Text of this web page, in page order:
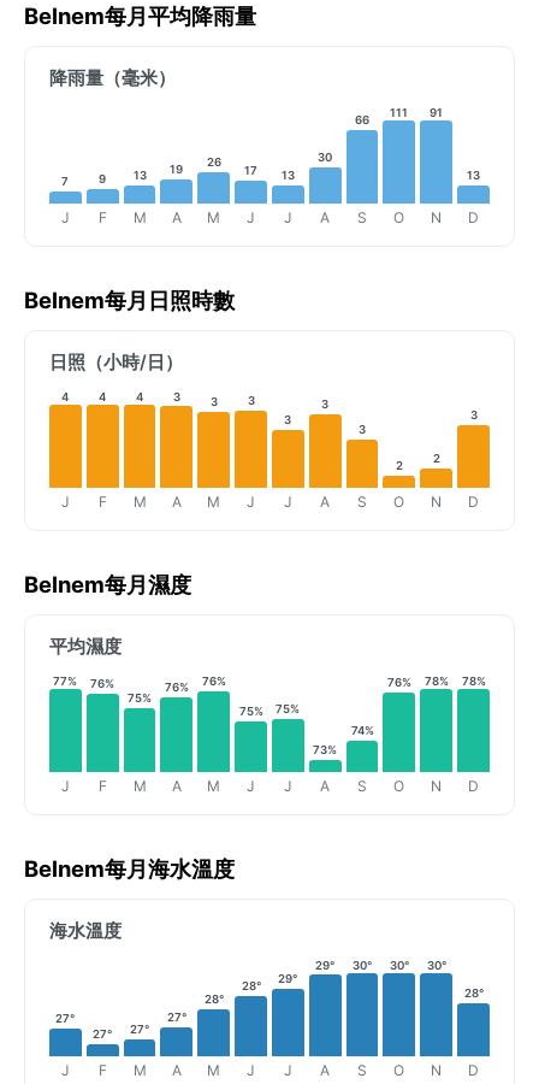
Belnem每月平均降雨量
降雨量（毫米）
7
J
9
F
13
M
19
A
26
M
17
J
13
J
30
A
66
S
111
O
91
N
13
D
Belnem每月日照時數
日照（小時/日）
4
J
4
F
4
M
3
A
3
M
3
J
3
J
3
A
3
S
2
O
2
N
3
D
Belnem每月濕度
平均濕度
77%
J
76%
F
75%
M
76%
A
76%
M
75%
J
75%
J
73%
A
74%
S
76%
O
78%
N
78%
D
Belnem每月海水溫度
海水溫度
27°
J
27°
F
27°
M
27°
A
28°
M
28°
J
29°
J
29°
A
30°
S
30°
O
30°
N
28°
D